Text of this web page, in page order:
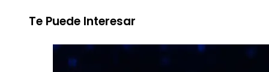
Te Puede Interesar